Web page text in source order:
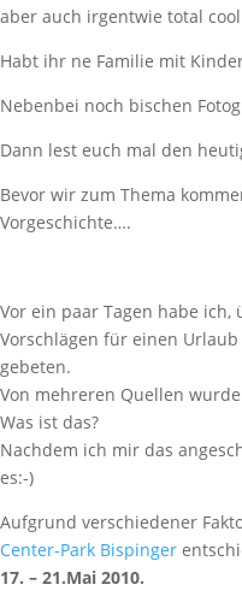
aber auch irgentwie total
Habt ihr ne Familie mit
Nebenbei noch bischen
Dann lest euch mal den
Bevor wir zum Thema
Vorgeschichte….
Vor ein paar Tagen habe
Vorschlägen für einen
gebeten.
Von mehreren Quellen
Was ist das?
Nachdem ich mir das
es:-)
Aufgrund verschiedener
Center-Park Bispinger
17. – 21.Mai 2010.